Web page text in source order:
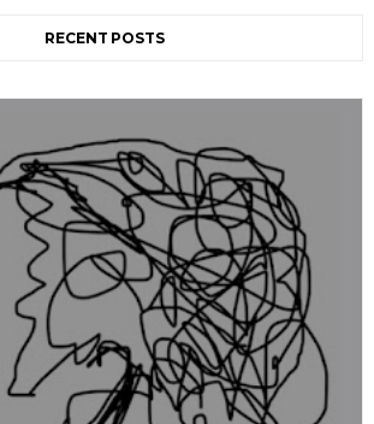
RECENT POSTS